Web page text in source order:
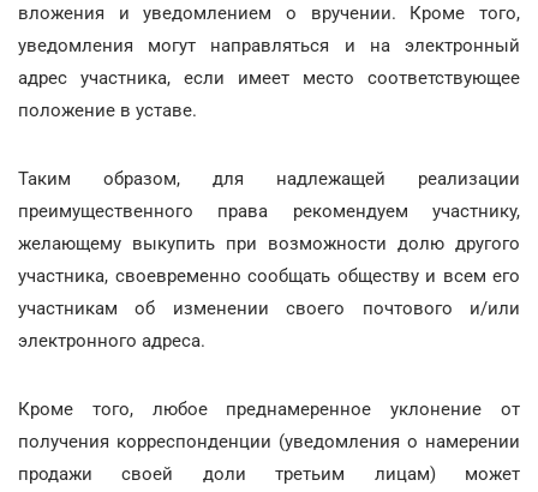
вложения и уведомлением о вручении. Кроме того,
уведомления могут направляться и на электронный
адрес участника, если имеет место соответствующее
положение в уставе.
Таким образом, для надлежащей реализации
преимущественного права рекомендуем участнику,
желающему выкупить при возможности долю другого
участника, своевременно сообщать обществу и всем его
участникам об изменении своего почтового и/или
электронного адреса.
Кроме того, любое преднамеренное уклонение от
получения корреспонденции (уведомления о намерении
продажи своей доли третьим лицам) может